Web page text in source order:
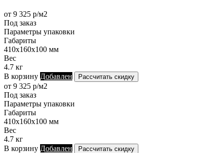
от 9 325 р/м2
Под заказ
Параметры упаковки
Габариты
410х160х100 мм
Вес
4.7 кг
В корзину Добавлен Рассчитать скидку
от 9 325 р/м2
Под заказ
Параметры упаковки
Габариты
410х160х100 мм
Вес
4.7 кг
В корзину Добавлен Рассчитать скидку